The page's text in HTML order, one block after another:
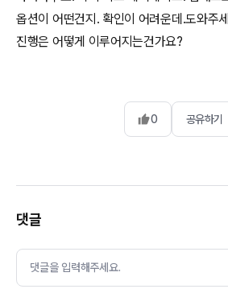
옵션이 어떤건지. 확인이 어려운데.도와주
진행은 어떻게 이루어지는건가요?
0 공유하기
댓글
댓글을 입력해주세요.